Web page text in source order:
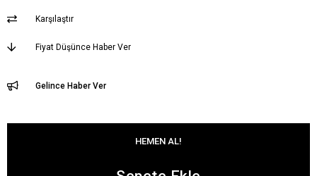
Karşılaştır
Fiyat Düşünce Haber Ver
Gelince Haber Ver